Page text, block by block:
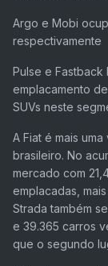
Argo e Mobi
respectivamente
Pulse e Fastback
emplacamento
SUVs neste
A Fiat é mais
brasileiro. No
mercado com
emplacadas,
Strada também
e 39.365 carros
que o segundo